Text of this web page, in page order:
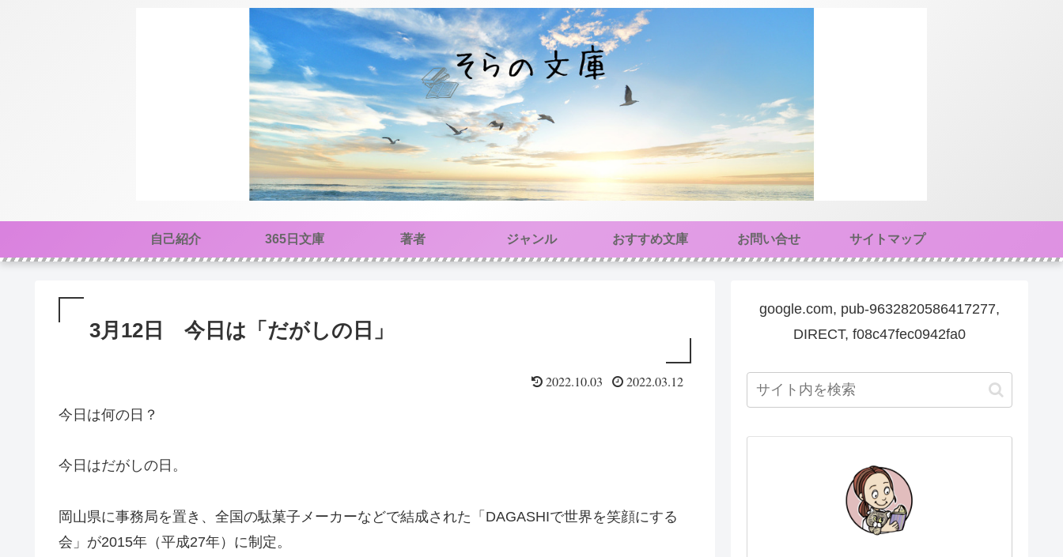
自己紹介 365日文庫 著者 ジャンル おすすめ文庫 お問い合せ サイトマップ
3月12日 今日は「だがしの日」
2022.10.03 2022.03.12
今日は何の日？
今日はだがしの日。
岡山県に事務局を置き、全国の駄菓子メーカーなどで結成された「DAGASHIで世界を笑顔にする
会」が2015年（平成27年）に制定。
google.com, pub-9632820586417277,
DIRECT, f08c47fec0942fa0